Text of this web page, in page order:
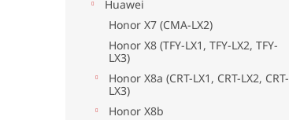
Huawei
Honor X7 (CMA-LX2)
Honor X8 (TFY-LX1, TFY-LX2, TFY-
LX3)
Honor X8a (CRT-LX1, CRT-LX2, CRT-
LX3)
Honor X8b